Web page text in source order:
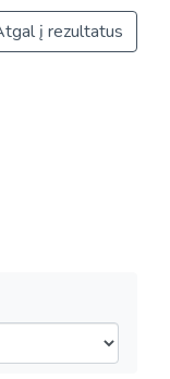
į rezultatus